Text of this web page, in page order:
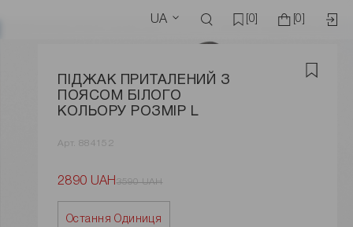
UA [0] [0]
ПІДЖАК ПРИТАЛЕНИЙ З
ПОЯСОМ БІЛОГО
КОЛЬОРУ РОЗМІР L
Арт. 884152
2890 UAH 3590 UAH
Остання Одиниця